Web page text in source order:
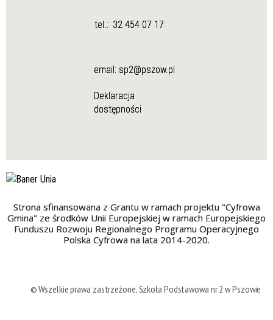
tel.: 32 454 07 17
email: sp2@pszow.pl
Deklaracja
dostępności
Strona sfinansowana z Grantu w ramach projektu "Cyfrowa
Gmina" ze środków Unii Europejskiej w ramach Europejskiego
Funduszu Rozwoju Regionalnego Programu Operacyjnego
Polska Cyfrowa na lata 2014-2020.
© Wszelkie prawa zastrzeżone, Szkoła Podstawowa nr 2 w Pszowie